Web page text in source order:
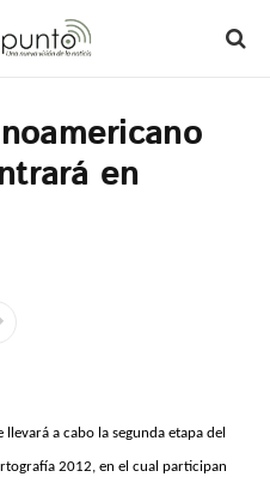
en
a cabo la segunda etapa del
2012, en el cual participan